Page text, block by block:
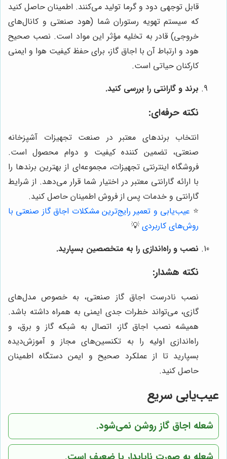
قابل توجهی دود و گرما تولید می‌کنند. اطمینان حاصل کنید
که سیستم تهویه رستوران شما (هود صنعتی و کانال‌های
خروجی) قادر به تخلیه مؤثر این مواد است. نصب صحیح
هود و ارتباط آن با اجاق گاز، برای حفظ کیفیت هوا و ایمنی
کارکنان حیاتی است.
برند و گارانتی را بررسی کنید.
نکته حرفه‌ای:
انتخاب برندهای معتبر در صنعت تجهیزات آشپزخانه
صنعتی، تضمین کننده کیفیت و دوام محصول است.
فروشگاه اینترنتی تجهیزات، مجموعه‌ای از بهترین برندها را
با ارائه گارانتی معتبر در اختیار شما قرار می‌دهد. از شرایط
گارانتی و خدمات پس از فروش اطمینان حاصل کنید.
⭐️ عیب‌یابی و تعمیر رایج‌ترین مشکلات اجاق گاز صنعتی با
روش‌های کاربردی 💡
نصب و راه‌اندازی را به متخصصین بسپارید.
نکته هشدار:
نصب نادرست اجاق گاز صنعتی، به خصوص مدل‌های
گازی، می‌تواند خطرات جدی ایمنی به همراه داشته باشد.
همیشه نصب اجاق گاز، اتصال به شبکه گاز و برق، و
راه‌اندازی اولیه را به تکنسین‌های مجاز و آموزش‌دیده
بسپارید تا از عملکرد صحیح و ایمن دستگاه اطمینان
حاصل کنید.
عیب‌یابی سریع
شعله اجاق گاز روشن نمی‌شود.